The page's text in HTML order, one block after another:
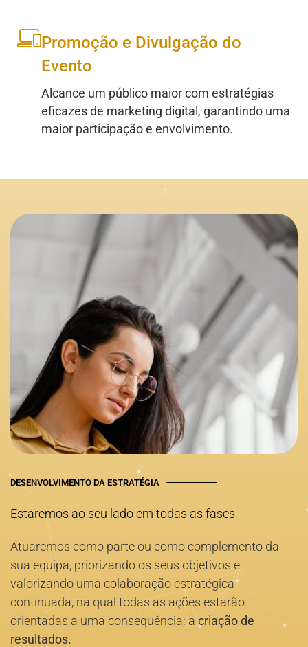
Promoção e Divulgação do
Evento
Alcance um público maior com estratégias
eficazes de marketing digital, garantindo uma
maior participação e envolvimento.
DESENVOLVIMENTO DA ESTRATÉGIA
Estaremos ao seu lado em todas as fases
Atuaremos como parte ou como complemento da
sua equipa, priorizando os seus objetivos e
valorizando uma colaboração estratégica
continuada, na qual todas as ações estarão
orientadas a uma consequência: acriação de
resultados.